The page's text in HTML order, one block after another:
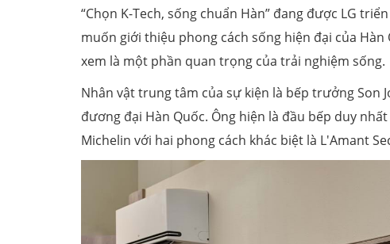
“Chọn K-Tech, sống chuẩn Hàn” đang được LG
muốn giới thiệu phong cách sống hiện đại của
xem là một phần quan trọng của trải nghiệm sống.
Nhân vật trung tâm của sự kiện là bếp trưởng
đương đại Hàn Quốc. Ông hiện là đầu bếp duy
Michelin với hai phong cách khác biệt là L'Amant